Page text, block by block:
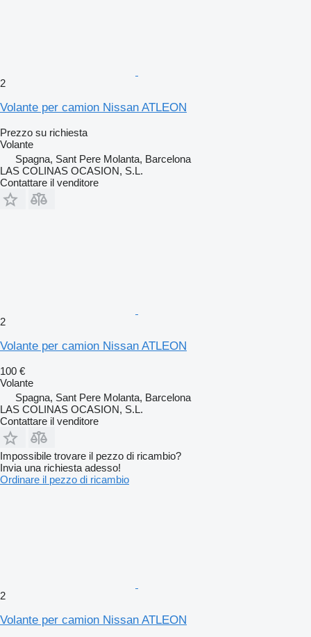
2
Volante per camion Nissan ATLEON
Prezzo su richiesta
Volante
Spagna, Sant Pere Molanta, Barcelona
LAS COLINAS OCASION, S.L.
Contattare il venditore
2
Volante per camion Nissan ATLEON
100 €
Volante
Spagna, Sant Pere Molanta, Barcelona
LAS COLINAS OCASION, S.L.
Contattare il venditore
Impossibile trovare il pezzo di ricambio?
Invia una richiesta adesso!
Ordinare il pezzo di ricambio
2
Volante per camion Nissan ATLEON